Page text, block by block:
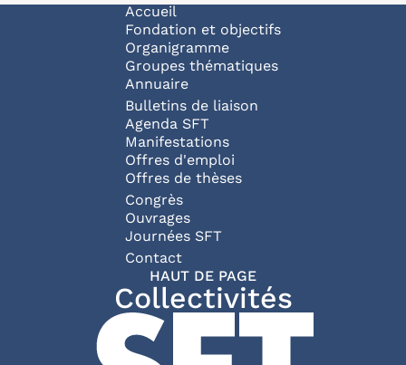
Navigation principale
Accueil
Fondation et objectifs
Organigramme
Groupes thématiques
Annuaire
Bulletins de liaison
Agenda SFT
Manifestations
Offres d'emploi
Offres de thèses
Congrès
Ouvrages
Journées SFT
Pied de page
Contact
HAUT DE PAGE
Collectivités